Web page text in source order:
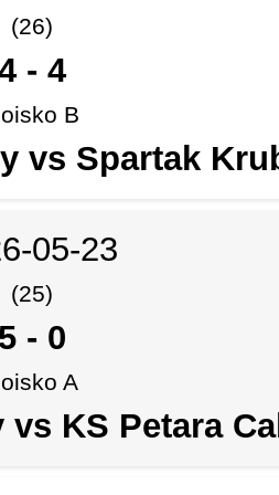
(26)
- 4
B
vs Spartak
05-23
(25)
5 - 0
A
vs KS Petara